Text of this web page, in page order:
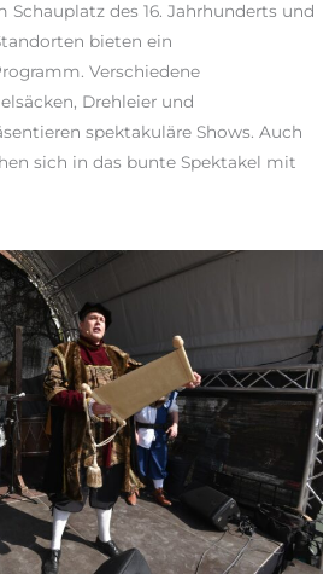
Schauplatz des 16. Jahrhunderts und
bieten ein
Verschiedene
Drehleier und
spektakuläre Shows. Auch
sich in das bunte Spektakel mit